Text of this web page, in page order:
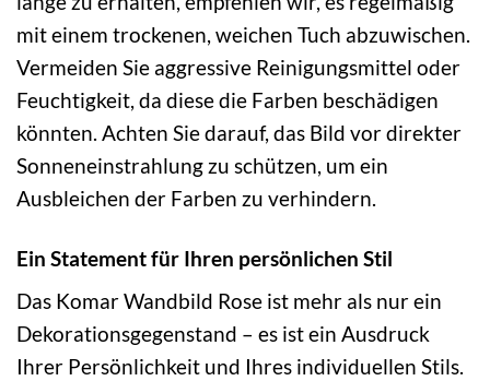
mit einem trockenen, weichen Tuch abzuwischen.
Vermeiden Sie aggressive Reinigungsmittel oder
Feuchtigkeit, da diese die Farben beschädigen
könnten. Achten Sie darauf, das Bild vor direkter
Sonneneinstrahlung zu schützen, um ein
Ausbleichen der Farben zu verhindern.
Ein Statement für Ihren persönlichen Stil
Das Komar Wandbild Rose ist mehr als nur ein
Dekorationsgegenstand – es ist ein Ausdruck
Ihrer Persönlichkeit und Ihres individuellen Stils.